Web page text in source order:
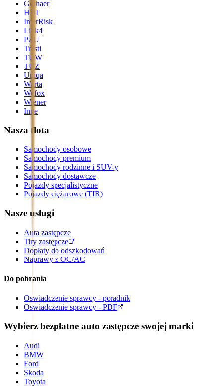
Gothaer
HDI
InterRisk
Link4
PZU
Trasti
TUW
TUZ
Uniqa
Warta
Wefox
Wiener
Inne
Nasza flota
Samochody osobowe
Samochody premium
Samochody rodzinne i SUV-y
Samochody dostawcze
Pojazdy specjalistyczne
Pojazdy ciężarowe (TIR)
Nasze usługi
Auta zastępcze
Tiry zastępcze
Dopłaty do odszkodowań
Naprawy z OC/AC
Do pobrania
Oswiadczenie sprawcy - poradnik
Oswiadczenie sprawcy - PDF
Wybierz bezpłatne auto zastępcze swojej marki
Audi
BMW
Ford
Skoda
Toyota